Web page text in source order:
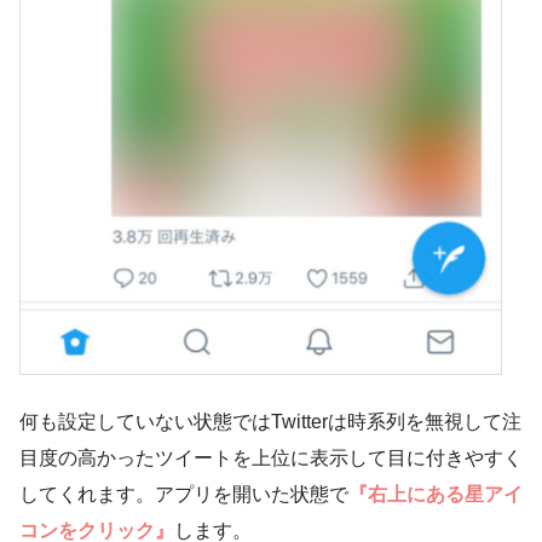
何も設定していない状態ではTwitterは時系列を無視して注
目度の高かったツイートを上位に表示して目に付きやすく
してくれます。アプリを開いた状態で 『右上にある星アイ
コンをクリック』
します。